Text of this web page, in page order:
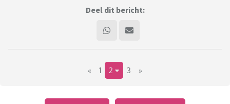
Deel dit bericht:
« 1 2 3 »